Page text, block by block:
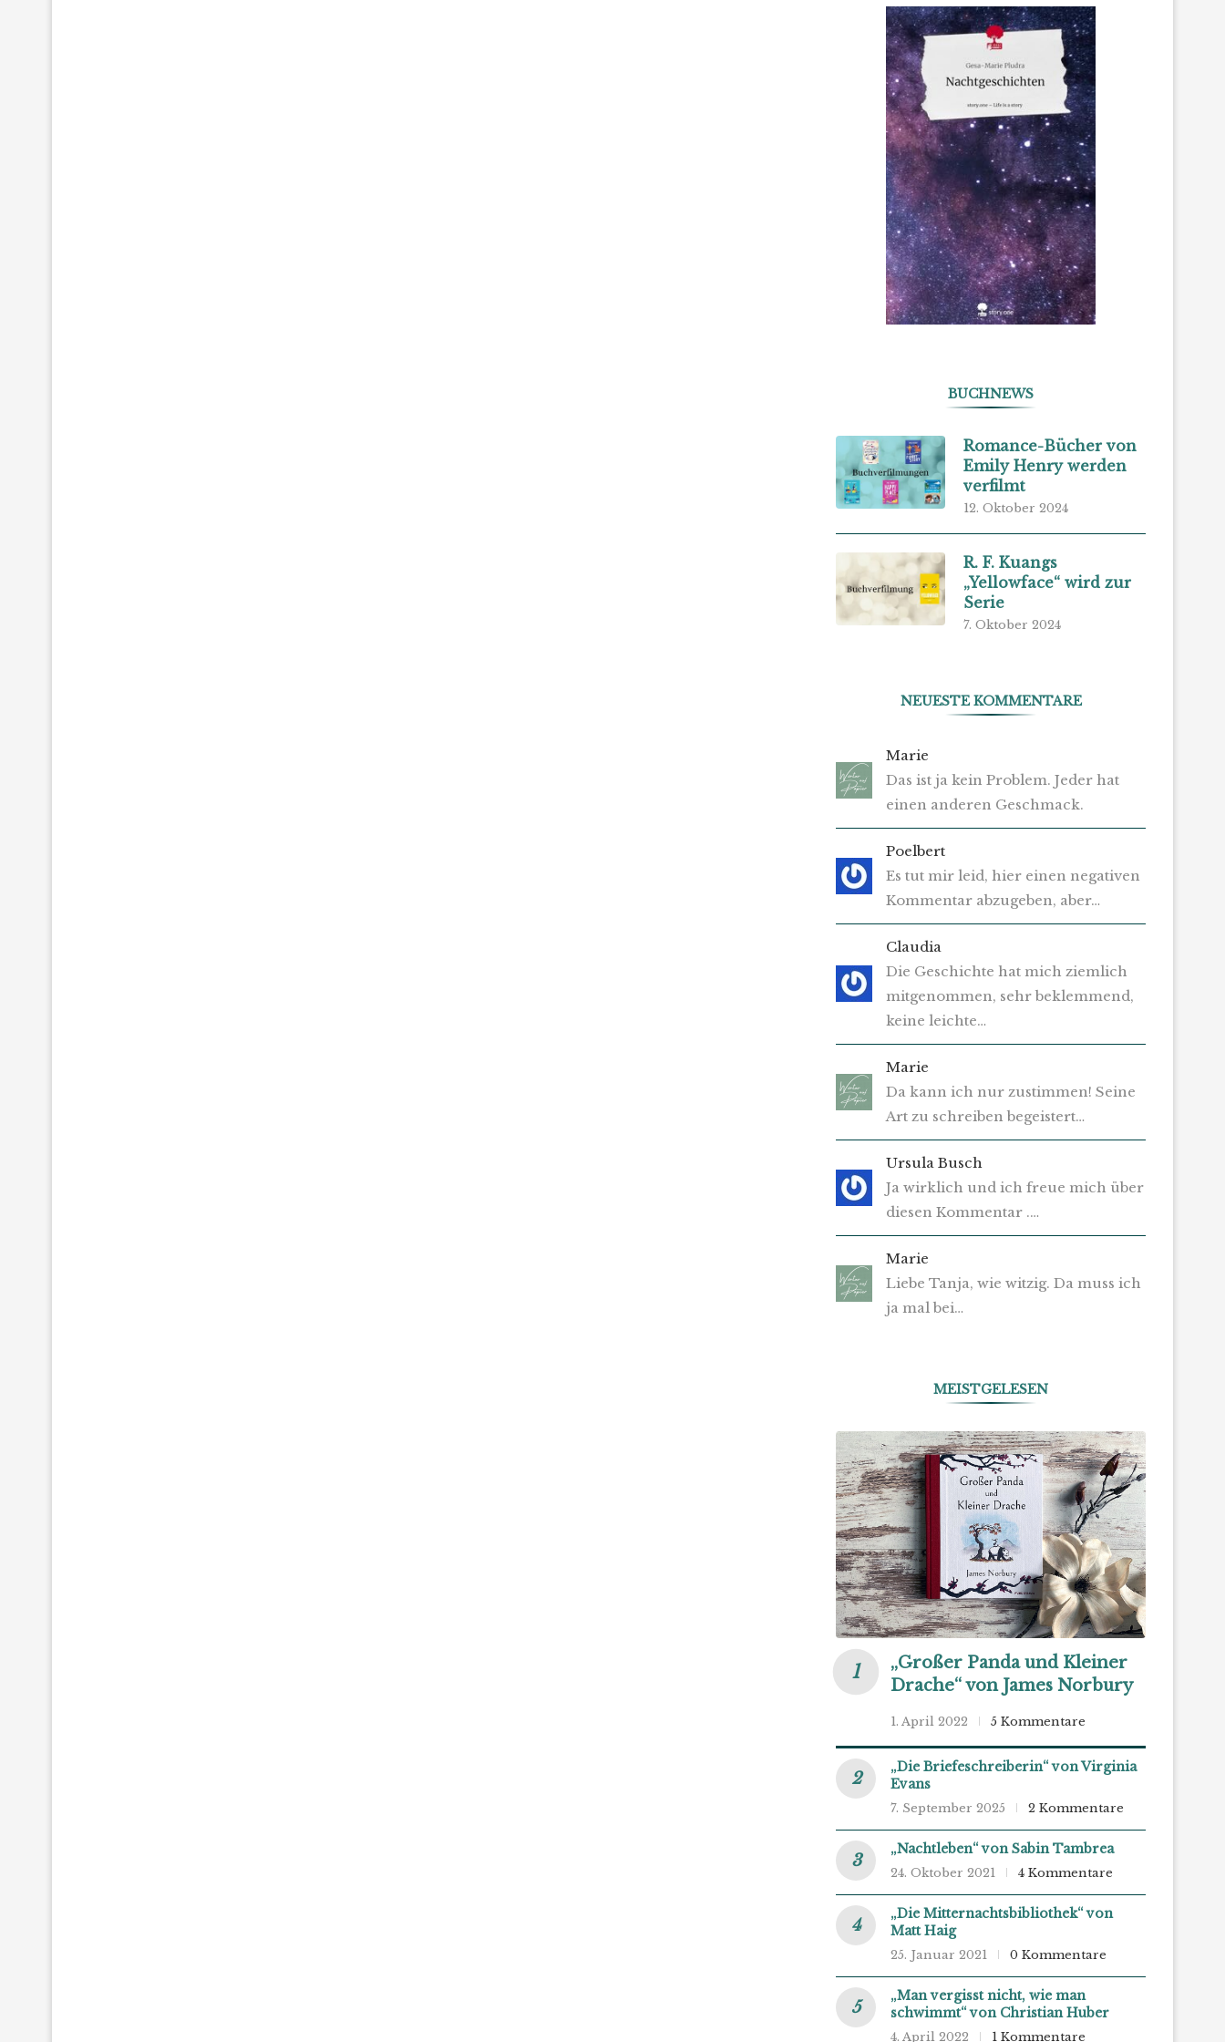
BUCHNEWS
Romance-Bücher von
Emily Henry werden
verfilmt
12. Oktober 2024
R. F. Kuangs
„Yellowface“ wird zur
Serie
7. Oktober 2024
NEUESTE KOMMENTARE
Marie
Das ist ja kein Problem. Jeder hat
einen anderen Geschmack.
Poelbert
Es tut mir leid, hier einen negativen
Kommentar abzugeben, aber…
Claudia
Die Geschichte hat mich ziemlich
mitgenommen, sehr beklemmend,
keine leichte…
Marie
Da kann ich nur zustimmen! Seine
Art zu schreiben begeistert…
Ursula Busch
Ja wirklich und ich freue mich über
diesen Kommentar .…
Marie
Liebe Tanja, wie witzig. Da muss ich
ja mal bei…
MEISTGELESEN
„Großer Panda und Kleiner
Drache“ von James Norbury
1. April 2022 5 Kommentare
„Die Briefeschreiberin“ von Virginia
Evans
7. September 2025 2 Kommentare
„Nachtleben“ von Sabin Tambrea
24. Oktober 2021 4 Kommentare
„Die Mitternachtsbibliothek“ von
Matt Haig
25. Januar 2021 0 Kommentare
„Man vergisst nicht, wie man
schwimmt“ von Christian Huber
4. April 2022 1 Kommentare